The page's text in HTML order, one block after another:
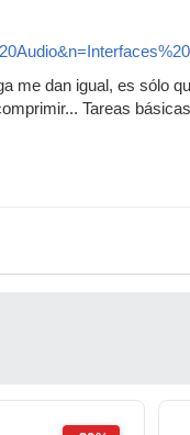
me dan igual, es sólo
Tareas